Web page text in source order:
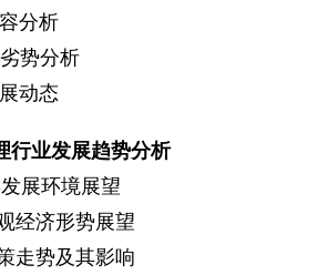
分析
势分析
动态
行业发展趋势分析
展环境展望
经济形势展望
走势及其影响